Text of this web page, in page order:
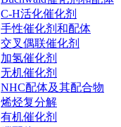
C-H活化催化剂
手性催化剂和配体
交叉偶联催化剂
加氢催化剂
无机催化剂
NHC配体及其配合物
烯烃复分解
有机催化剂